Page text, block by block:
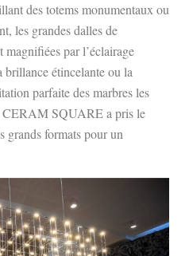
des totems monumentaux ou
les grandes dalles de
magnifiées par l’éclairage
brillance étincelante ou la
parfaite des marbres les
CERAM SQUARE a pris le
grands formats pour un